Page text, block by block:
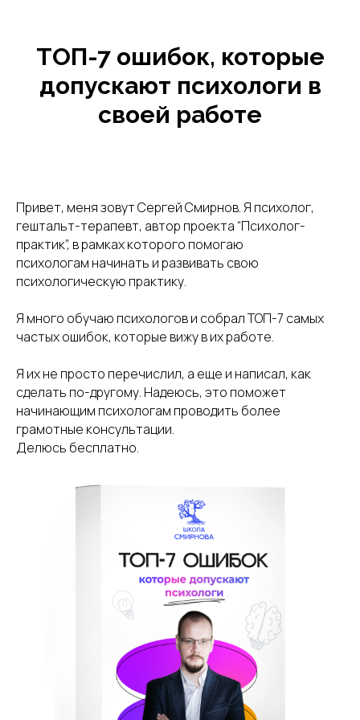
ТОП-7 ошибок, которые
допускают психологи в
своей работе
Привет, меня зовут Сергей Смирнов. Я психолог,
гештальт-терапевт, автор проекта “Психолог-
практик”, в рамках которого помогаю
психологам начинать и развивать свою
психологическую практику.
Я много обучаю психологов и собрал ТОП-7 самых
частых ошибок, которые вижу в их работе.
Я их не просто перечислил, а еще и написал, как
сделать по-другому. Надеюсь, это поможет
начинающим психологам проводить более
грамотные консультации.
Делюсь бесплатно.